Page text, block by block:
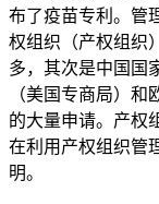
布了疫苗专利。管
权组织（产权组织
多，其次是中国国
（美国专商局）
的大量申请。产权
在利用产权组织管
明。